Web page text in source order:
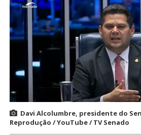
Davi Alcolumbre, presidente do
Reprodução / YouTube / TV Senado